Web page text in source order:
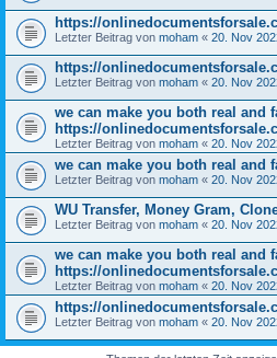
https://
Letzter Beitrag von moham « 20. Nov
https://
Letzter Beitrag von moham « 20. Nov
we can make you both real and
https://
Letzter Beitrag von moham « 20. Nov
we can make you both real and
Letzter Beitrag von moham « 20. Nov
WU Transfer, Money Gram,
Letzter Beitrag von moham « 20. Nov
we can make you both real and
https://
Letzter Beitrag von moham « 20. Nov
https://
Letzter Beitrag von moham « 20. Nov